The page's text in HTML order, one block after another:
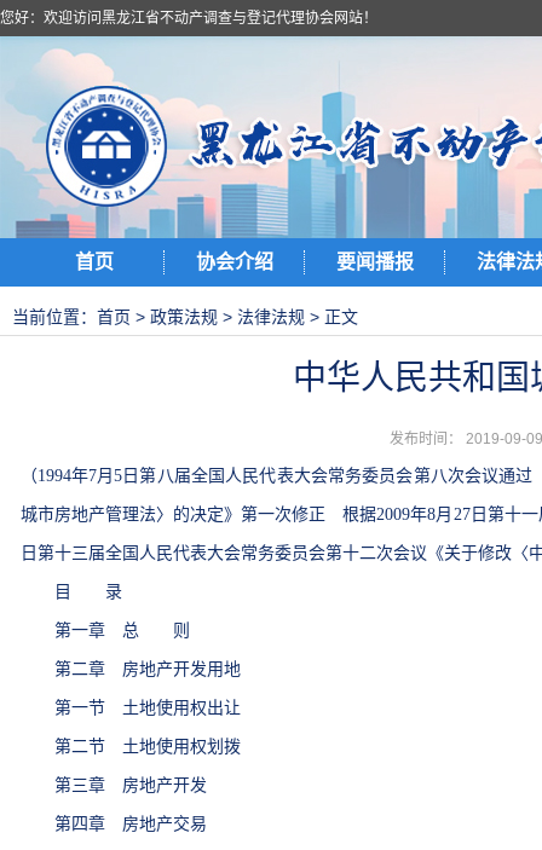
您好：欢迎访问黑龙江省不动产调查与登记代理协会网站！
首页 协会介绍 要闻播报 法律法
当前位置： 首页 > 政策法规 > 法律法规 > 正文
中华人民共和
发布时间： 2019-09-
（1994年7月5日第八届全国人民代表大会常务委员会第八次会议通
城市房地产管理法〉的决定》第一次修正 根据2009年8月27日第十
日第十三届全国人民代表大会常务委员会第十二次会议《关于修改
目 录
第一章 总 则
第二章 房地产开发用地
第一节 土地使用权出让
第二节 土地使用权划拨
第三章 房地产开发
第四章 房地产交易